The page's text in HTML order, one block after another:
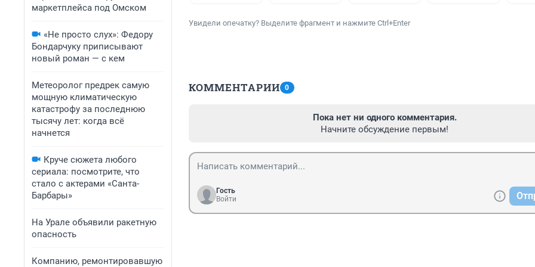
маркетплейса под Омском
«Не просто слух»: Федору
Бондарчуку приписывают
новый роман — с кем
Метеоролог предрек самую
мощную климатическую
катастрофу за последнюю
тысячу лет: когда всё
начнется
Круче сюжета любого
сериала: посмотрите, что
стало с актерами «Санта-
Барбары»
На Урале объявили ракетную
опасность
Компанию, ремонтировавшую
Увидели опечатку? Выделите фрагмент и нажмите Ctrl+Enter
КОММЕНТАРИИ 0
Пока нет ни одного комментария.
Начните обсуждение первым!
Гость
Войти